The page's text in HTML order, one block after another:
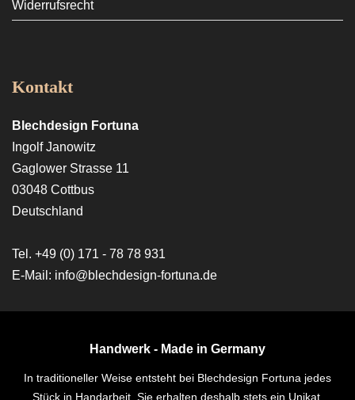
Widerrufsrecht
Kontakt
Blechdesign Fortuna
Ingolf Janowitz
Gaglower Strasse 11
03048 Cottbus
Deutschland
Tel. +49 (0) 171 - 78 78 931
E-Mail: info@blechdesign-fortuna.de
Handwerk - Made in Germany
In traditioneller Weise entsteht bei Blechdesign Fortuna jedes
Stück in Handarbeit. Sie erhalten deshalb stets ein Unikat,